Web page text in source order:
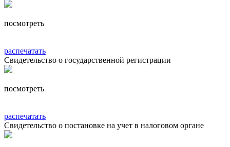
посмотреть
распечатать
Свидетельство о государственной регистрации
посмотреть
распечатать
Свидетельство о постановке на учет в налоговом органе